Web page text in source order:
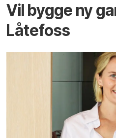
Vil bygge ny
Låtefoss